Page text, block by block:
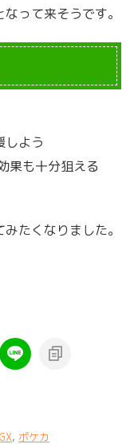
って来そうです。
しよう
果も十分狙える
たくなりました。
, ポケカ